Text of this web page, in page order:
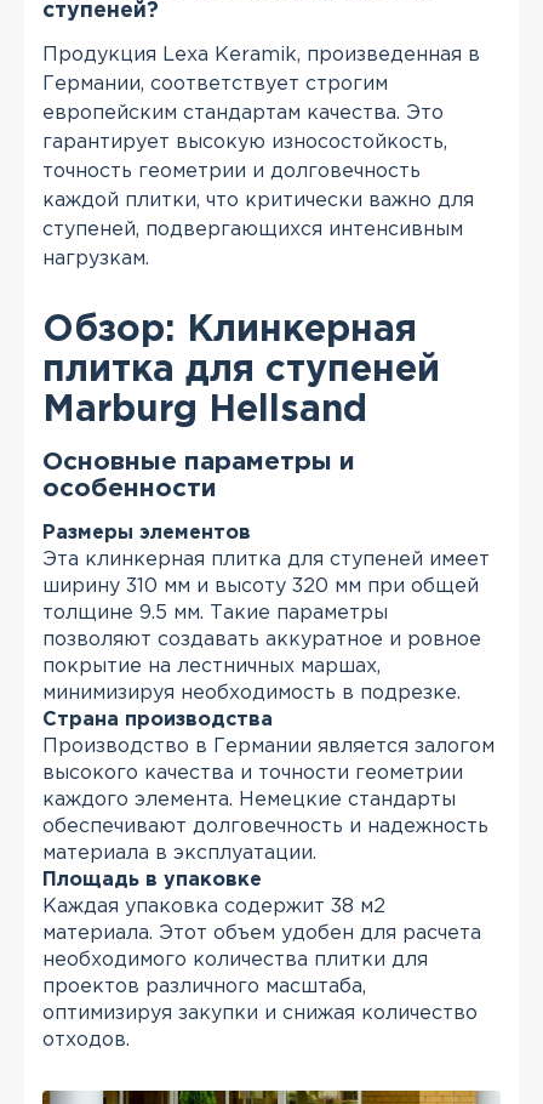
ступеней?
Продукция Lexa Keramik, произведенная в
Германии, соответствует строгим
европейским стандартам качества. Это
гарантирует высокую износостойкость,
точность геометрии и долговечность
каждой плитки, что критически важно для
ступеней, подвергающихся интенсивным
нагрузкам.
Обзор: Клинкерная
плитка для ступеней
Marburg Hellsand
Основные параметры и
особенности
Размеры элементов
Эта клинкерная плитка для ступеней имеет
ширину 310 мм и высоту 320 мм при общей
толщине 9.5 мм. Такие параметры
позволяют создавать аккуратное и ровное
покрытие на лестничных маршах,
минимизируя необходимость в подрезке.
Страна производства
Производство в Германии является залогом
высокого качества и точности геометрии
каждого элемента. Немецкие стандарты
обеспечивают долговечность и надежность
материала в эксплуатации.
Площадь в упаковке
Каждая упаковка содержит 38 м2
материала. Этот объем удобен для расчета
необходимого количества плитки для
проектов различного масштаба,
оптимизируя закупки и снижая количество
отходов.